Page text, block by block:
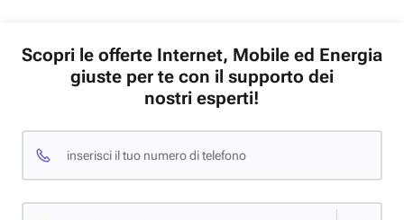
Scopri le offerte Internet, Mobile ed Energia
giuste per te con il supporto dei
nostri esperti!
inserisci il tuo numero di telefono